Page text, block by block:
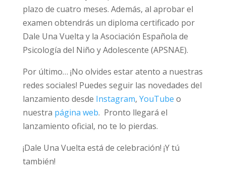
de todo el conocimiento, puedes realizar el
curso a tu ritmo y completarlo hasta en un
plazo de cuatro meses. Además, al aprobar el
examen obtendrás un diploma certificado por
Psicología del Niño y Adolescente (APSNAE).
Por último… ¡No olvides estar atento a
nuestras redes sociales! Puedes seguir las
novedades del lanzamiento desdeInstagram
llegará el lanzamiento oficial, no te lo pierdas.